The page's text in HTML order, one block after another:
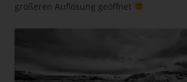
größeren Auflösung geöffnet